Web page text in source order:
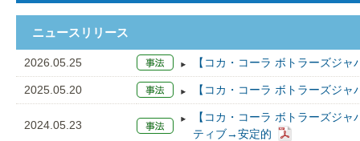
ニュースリリース
2026.05.25 【コカ・コーラ ボトラーズジ
2025.05.20 【コカ・コーラ ボトラーズジ
2024.05.23
【コカ・コーラ ボトラーズジ
ティブ→安定的